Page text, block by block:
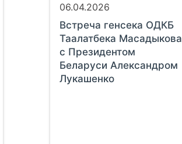
06.04.2026
Встреча генсека ОДКБ
Таалатбека Масадыкова
с Президентом
Беларуси Александром
Лукашенко